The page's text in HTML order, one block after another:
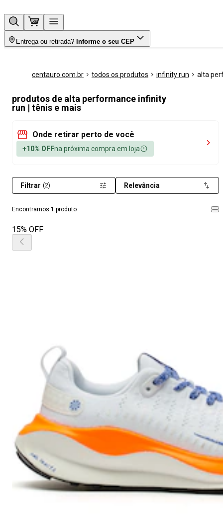
Entrega ou retirada? Informe o seu CEP
centauro.com.br todos os produtos infinity run alta
produtos de alta performance infinity
run | tênis e mais
Onde retirar perto de você
+10% OFFna próxima compra em loja
Encontramos 1 produto
Filtrar (2) Relevância
15% OFF